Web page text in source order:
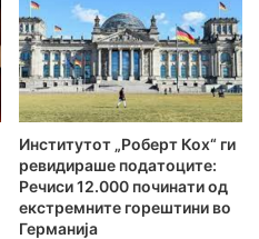
Институтот „Роберт Кох“ ги
ревидираше податоците:
Речиси 12.000 починати од
екстремните горештини во
Германија